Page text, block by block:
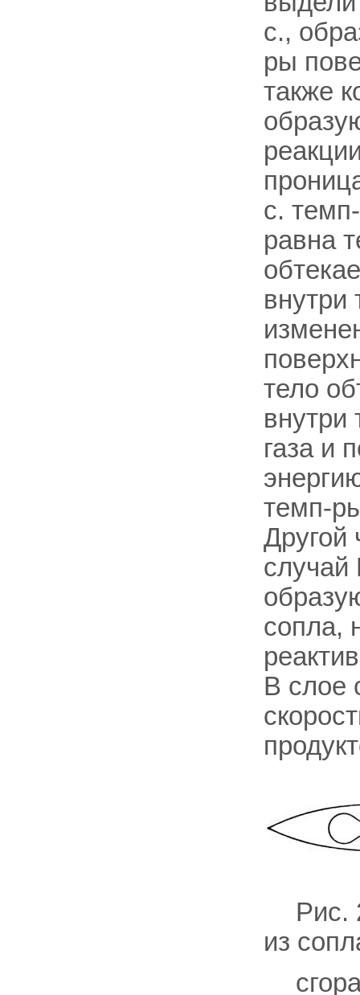
с.,
ры
также
с.
равна
внутри
тело
внутри
газа и
темп-
Другой
случай
сопла,
В слое
Рис.
из